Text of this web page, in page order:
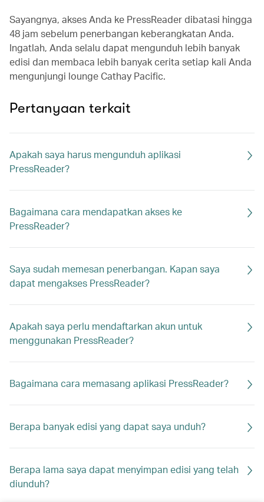
Sayangnya, akses Anda ke PressReader dibatasi hingga
48 jam sebelum penerbangan keberangkatan Anda.
Ingatlah, Anda selalu dapat mengunduh lebih banyak
edisi dan membaca lebih banyak cerita setiap kali Anda
mengunjungi lounge Cathay Pacific.
Pertanyaan terkait
Apakah saya harus mengunduh aplikasi
PressReader?
Bagaimana cara mendapatkan akses ke
PressReader?
Saya sudah memesan penerbangan. Kapan saya
dapat mengakses PressReader?
Apakah saya perlu mendaftarkan akun untuk
menggunakan PressReader?
Bagaimana cara memasang aplikasi PressReader?
Berapa banyak edisi yang dapat saya unduh?
Berapa lama saya dapat menyimpan edisi yang telah
diunduh?